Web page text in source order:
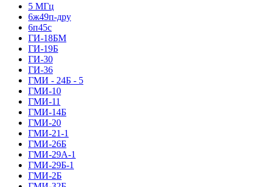
5 МГц
6ж49п-дру
6п45с
ГИ-18БМ
ГИ-19Б
ГИ-30
ГИ-36
ГМИ - 24Б - 5
ГМИ-10
ГМИ-11
ГМИ-14Б
ГМИ-20
ГМИ-21-1
ГМИ-26Б
ГМИ-29А-1
ГМИ-29Б-1
ГМИ-2Б